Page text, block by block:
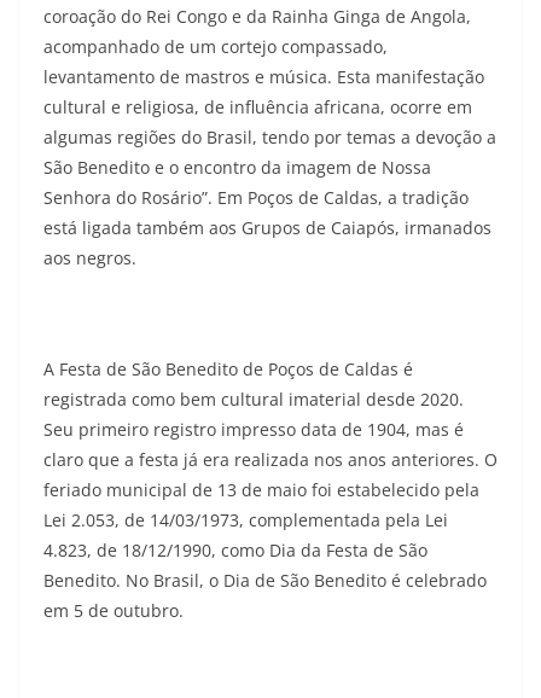
coroação do Rei Congo e da Rainha Ginga de Angola,
acompanhado de um cortejo compassado,
levantamento de mastros e música. Esta manifestação
cultural e religiosa, de influência africana, ocorre em
algumas regiões do Brasil, tendo por temas a devoção a
São Benedito e o encontro da imagem de Nossa
Senhora do Rosário”. Em Poços de Caldas, a tradição
está ligada também aos Grupos de Caiapós, irmanados
aos negros.
A Festa de São Benedito de Poços de Caldas é
registrada como bem cultural imaterial desde 2020.
Seu primeiro registro impresso data de 1904, mas é
claro que a festa já era realizada nos anos anteriores. O
feriado municipal de 13 de maio foi estabelecido pela
Lei 2.053, de 14/03/1973, complementada pela Lei
4.823, de 18/12/1990, como Dia da Festa de São
Benedito. No Brasil, o Dia de São Benedito é celebrado
em 5 de outubro.